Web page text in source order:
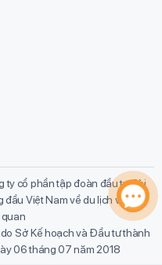
ty cổ phần tập đoàn đầu tư Sài
Việt Nam về du lịch và các
quan
Sở Kế hoạch và Đầu tư thành
06 tháng 07 năm 2018